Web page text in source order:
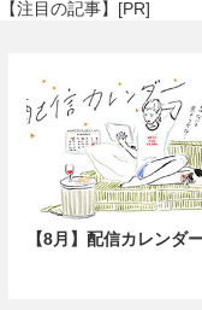
【注目の記事】[PR]
【8月】配信カレンダ